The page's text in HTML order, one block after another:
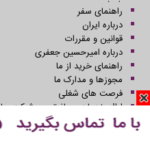
راهنمای سفر
درباره ایران
قوانین و مقررات
درباره امیرحسین جعفری
راهنمای خرید از ما
مجوزها و مدارک ما
فرصت های شغلی
ارائه خدمات مسافرتی به شرکت ها
رستوران ها